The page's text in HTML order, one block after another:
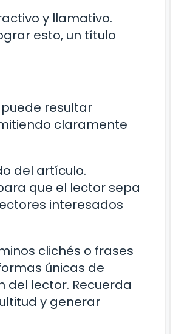
y llamativo.
esto, un título
resultar
claramente
del artículo.
que el lector sepa
interesados
clichés o frases
únicas de
lector. Recuerda
y generar